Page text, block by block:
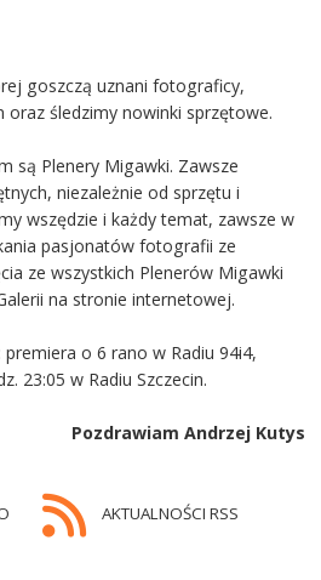
goszczą uznani fotograficy,
oraz śledzimy nowinki sprzętowe.
są Plenery Migawki. Zawsze
niezależnie od sprzętu i
wszędzie i każdy temat, zawsze w
pasjonatów fotografii ze
ze wszystkich Plenerów Migawki
na stronie internetowej.
o 6 rano w Radiu 94i4,
23:05 w Radiu Szczecin.
Pozdrawiam Andrzej Kutys
AKTUALNOŚCI RSS